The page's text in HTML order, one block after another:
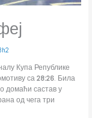
Купа Републике
са28:26. Била
домаћи састав у
од чега три